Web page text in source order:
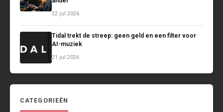
22 jul 2026
Tidal trekt de streep: geen geld en een filter voor
AI-muziek
21 jul 2026
CATEGORIEËN